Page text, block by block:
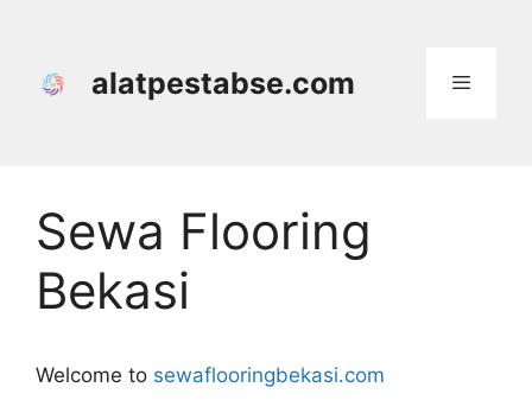
alatpestabse.com
Sewa Flooring
Bekasi
Welcome to sewaflooringbekasi.com